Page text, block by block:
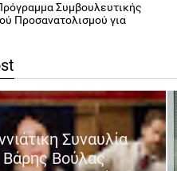
Συμβουλευτικής
Προσανατολισμού για
Συναυλία
Βούλας